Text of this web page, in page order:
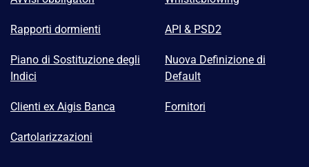
Rapporti dormienti API & PSD2
Piano di Sostituzione degli
Indici
Nuova Definizione di
Default
Clienti ex Aigis Banca Fornitori
Cartolarizzazioni